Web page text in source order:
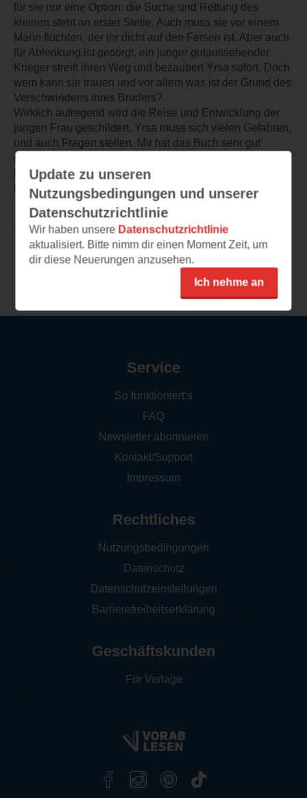
für sie nur eine Option: die Suche und Rettung des
kleinen steht an erster Stelle. Auch muss sie vor einem
Mann flüchten, der ihr dicht auf den Fersen ist. Aber auch
für Ablenkung ist gesorgt, ein junger gutaussehender
Krieger streift ihren Weg und bezaubert Yrsa sofort. Doch
wem kann sie trauen und vor allem was ist der Grund des
Verschwindens ihres Bruders?
Wirklich aufregend wird die Reise und Entwicklung der
jungen Frau geschildert. Yrsa muss sich vielen Gefahren,
und auch Fragen stellen. Mir hat das Buch sehr gut
gefallen, vor allem die Wortgewandtheit und detaillierte
Beschreibungen des Alltags und der Umgebung. Auf
Band 2 freue ich mich jetzt schon.
TEILEN
Update zu unseren
Nutzungsbedingungen und unserer
Datenschutzrichtlinie
Wir haben unsere Datenschutzrichtlinie
aktualisiert. Bitte nimm dir einen Moment Zeit, um
dir diese Neuerungen anzusehen.
Ich nehme an
Service
So funktioniert‘s
FAQ
Newsletter abonnieren
Kontakt/Support
Impressum
Rechtliches
Nutzungsbedingungen
Datenschutz
Datenschutzeinstellungen
Barrierefreiheitserklärung
Geschäftskunden
Für Verlage